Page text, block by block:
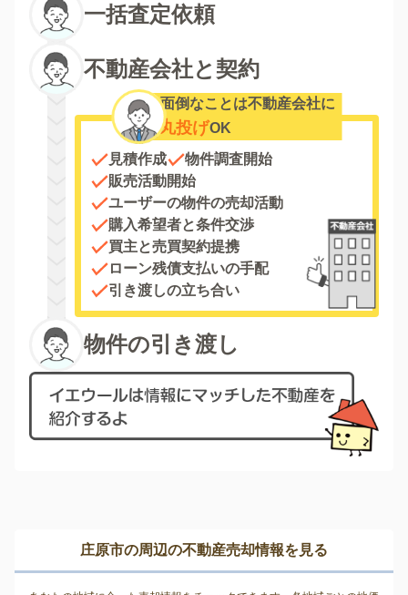
一括査定依頼
不動産会社と契約
面倒なことは不動産会社に
丸投げOK
見積作成
物件調査開始
販売活動開始
ユーザーの物件の売却活動
購入希望者と条件交渉
買主と売買契約提携
ローン残債支払いの手配
引き渡しの立ち合い
物件の引き渡し
庄原市の周辺の不動産売却情報を見る